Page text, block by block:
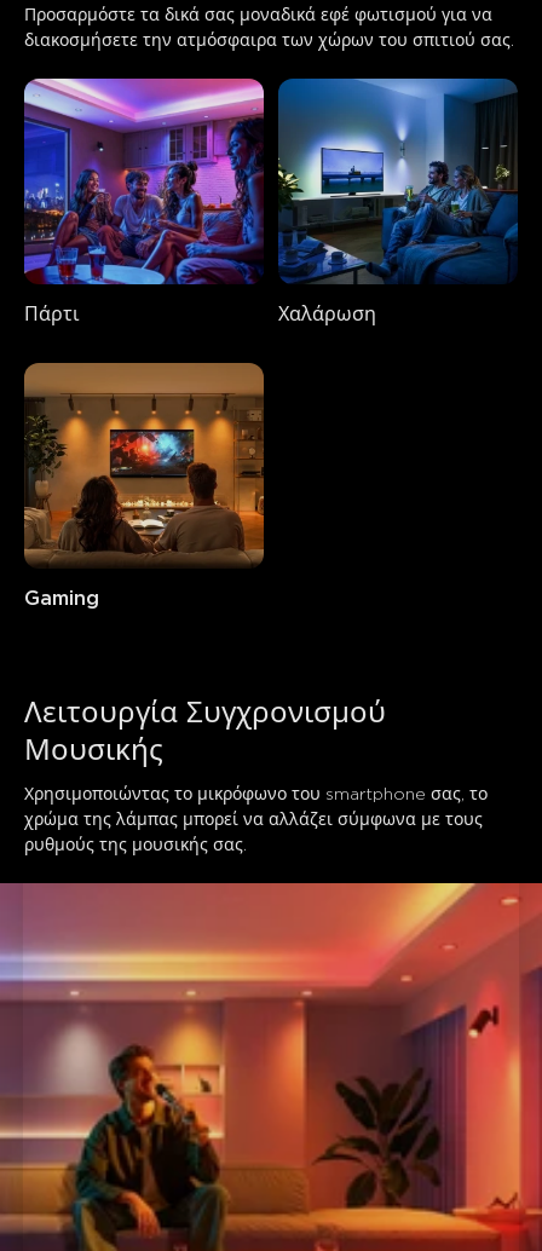
Προσαρμόστε τα δικά σας μοναδικά εφέ φωτισμού για να
διακοσμήσετε την ατμόσφαιρα των χώρων του σπιτιού σας.
Πάρτι Χαλάρωση
Gaming
Λειτουργία Συγχρονισμού
Μουσικής
Χρησιμοποιώντας το μικρόφωνο του smartphone σας, το
χρώμα της λάμπας μπορεί να αλλάζει σύμφωνα με τους
ρυθμούς της μουσικής σας.